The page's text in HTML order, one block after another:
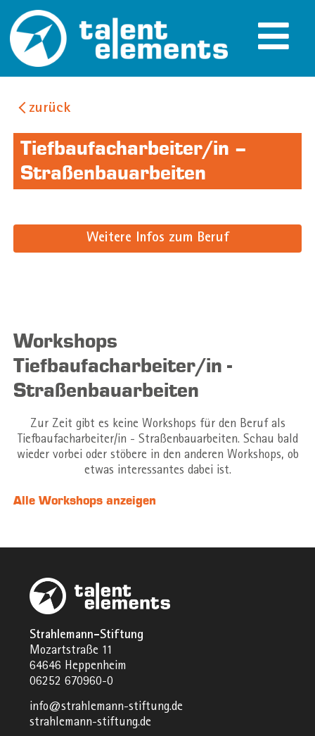
zurück
Tiefbaufacharbeiter/in –
Straßenbauarbeiten
Weitere Infos zum Beruf
Workshops
Tiefbaufacharbeiter/in -
Straßenbauarbeiten
Zur Zeit gibt es keine Workshops für den Beruf als
Tiefbaufacharbeiter/in - Straßenbauarbeiten. Schau bald
wieder vorbei oder stöbere in den anderen Workshops, ob
etwas interessantes dabei ist.
Alle Workshops anzeigen
Strahlemann-Stiftung
Mozartstraße 11
64646 Heppenheim
06252 670960-0
info@strahlemann-stiftung.de
strahlemann-stiftung.de